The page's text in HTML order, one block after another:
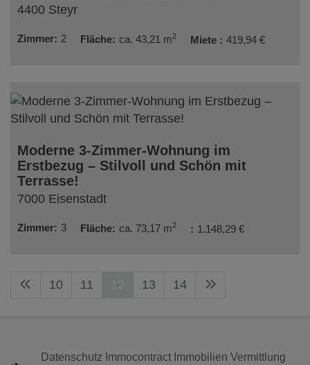
4400 Steyr
Zimmer 2 Fläche ca. 43,21 m2 Miete 419,94 €
Moderne 3-Zimmer-Wohnung im
Erstbezug – Stilvoll und Schön mit
Terrasse!
7000 Eisenstadt
Zimmer 3 Fläche ca. 73,17 m2 1.148,29 €
10 11 13 14
Datenschutz Immocontract Immobilien Vermittlung